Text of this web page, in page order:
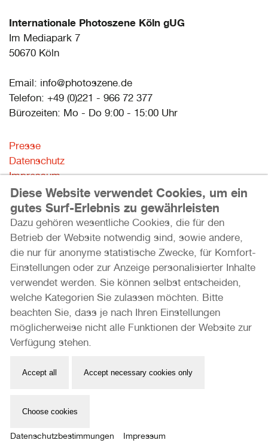
Internationale Photoszene Köln gUG
Im Mediapark 7
50670 Köln
Email: info@photoszene.de
Telefon: +49 (0)221 - 966 72 377
Bürozeiten: Mo - Do 9:00 - 15:00 Uhr
Presse
Datenschutz
Impressum
Herzlichen Dank an unsere Förderer und Partner
Diese Website verwendet Cookies, um ein
gutes Surf-Erlebnis zu gewährleisten
Dazu gehören wesentliche Cookies, die für den
Betrieb der Website notwendig sind, sowie andere,
die nur für anonyme statistische Zwecke, für Komfort-
Einstellungen oder zur Anzeige personalisierter Inhalte
verwendet werden. Sie können selbst entscheiden,
welche Kategorien Sie zulassen möchten. Bitte
beachten Sie, dass je nach Ihren Einstellungen
möglicherweise nicht alle Funktionen der Website zur
Verfügung stehen.
Accept all Accept necessary cookies only
Choose cookies
Datenschutzbestimmungen Impressum